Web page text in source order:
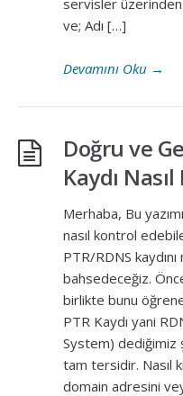
servisler
ve; Adı […]
Devamını Oku →
Doğru ve
Kaydı
Merhaba, Bu
nasıl kontrol
PTR/RDNS
bahsedeceğiz.
birlikte bunu
PTR Kaydı yani
System) dediğimiz
tam tersidir. Nasıl
domain adresini